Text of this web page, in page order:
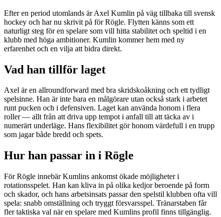
Efter en period utomlands är Axel Kumlin på väg tillbaka till svensk
hockey och har nu skrivit på för Rögle. Flytten känns som ett
naturligt steg för en spelare som vill hitta stabilitet och speltid i en
klubb med höga ambitioner. Kumlin kommer hem med ny
erfarenhet och en vilja att bidra direkt.
Vad han tillför laget
Axel är en allroundforward med bra skridskoåkning och ett tydligt
spelsinne. Han är inte bara en målgörare utan också stark i arbetet
runt pucken och i defensiven. Laget kan använda honom i flera
roller — allt från att driva upp tempot i anfall till att täcka av i
numerärt underläge. Hans flexibilitet gör honom värdefull i en trupp
som jagar både bredd och spets.
Hur han passar in i Rögle
För Rögle innebär Kumlins ankomst ökade möjligheter i
rotationsspelet. Han kan kliva in på olika kedjor beroende på form
och skador, och hans arbetsinsats passar den spelstil klubben ofta vill
spela: snabb omställning och tryggt försvarsspel. Tränarstaben får
fler taktiska val när en spelare med Kumlins profil finns tillgänglig.